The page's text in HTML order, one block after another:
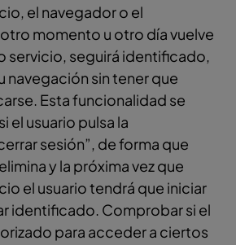
el navegador o el
momento u otro día vuelve
servicio, seguirá identificado,
navegación sin tener que
Esta funcionalidad se
el usuario pulsa la
sesión”, de forma que
y la próxima vez que
el usuario tendrá que iniciar
identificado. Comprobar si el
para acceder a ciertos